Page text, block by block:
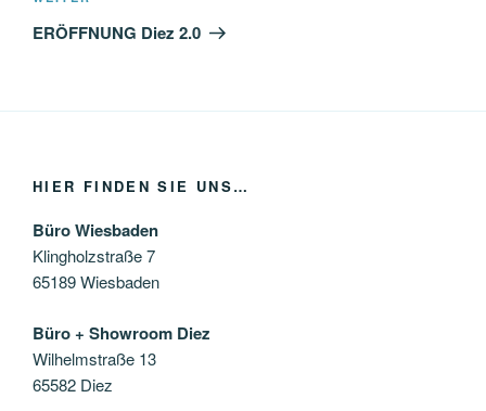
Beitrag
ERÖFFNUNG Diez 2.0
HIER FINDEN SIE UNS…
Büro Wiesbaden
Klingholzstraße 7
65189 Wiesbaden
Büro + Showroom Diez
Wilhelmstraße 13
65582 Diez